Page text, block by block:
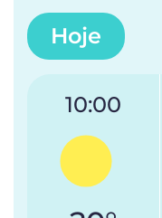
Hoje
10:00